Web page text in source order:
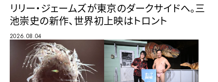
リリー・ジェームズが東京のダークサイドへ。三
池崇史の新作、世界初上映はトロント
2026.08.04